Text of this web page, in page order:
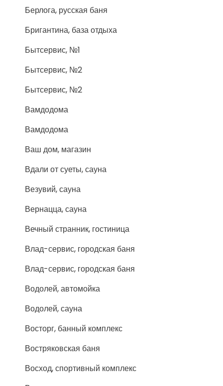
Берлога, русская баня
Бригантина, база отдыха
Бытсервис, №1
Бытсервис, №2
Бытсервис, №2
Вамдодома
Вамдодома
Ваш дом, магазин
Вдали от суеты, сауна
Везувий, сауна
Вернацца, сауна
Вечный странник, гостиница
Влад-сервис, городская баня
Влад-сервис, городская баня
Водолей, автомойка
Водолей, сауна
Восторг, банный комплекс
Востряковская баня
Восход, спортивный комплекс